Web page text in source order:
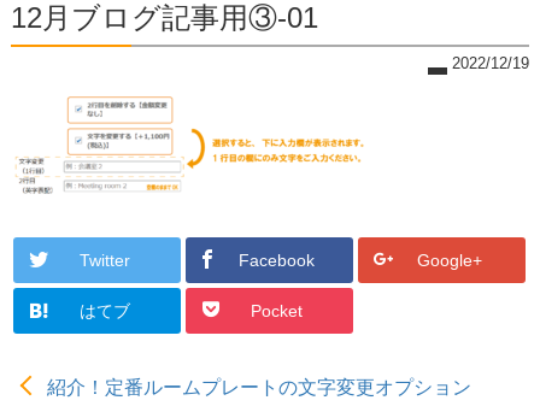
12月ブログ記事用③-01
2022/12/19
Twitter Facebook Google+
はてブ Pocket
紹介！定番ルームプレートの文字変更オプション